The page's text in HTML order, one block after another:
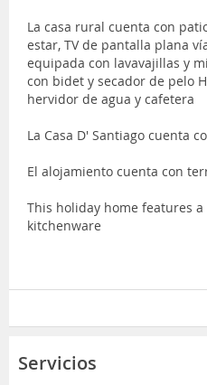
La casa rural cuenta con
estar, TV de pantalla plana
equipada con lavavajillas y
con bidet y secador de pelo
hervidor de agua y cafetera
La Casa D' Santiago cuenta
El alojamiento cuenta con
This holiday home features
kitchenware
Servicios